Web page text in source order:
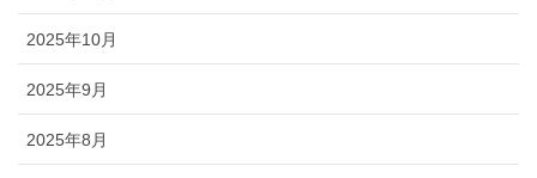
2025年10月
2025年9月
2025年8月